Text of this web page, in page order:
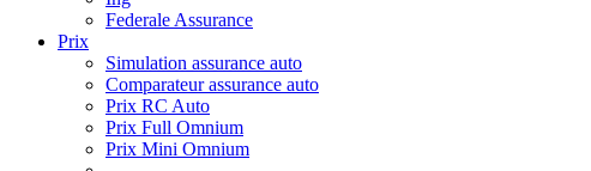
Federale Assurance
Prix
Simulation assurance auto
Comparateur assurance auto
Prix RC Auto
Prix Full Omnium
Prix Mini Omnium